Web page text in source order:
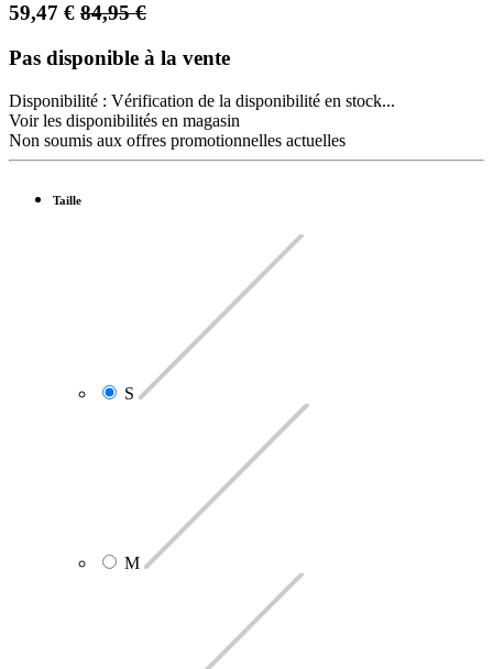
59,47 € 84,95€
Pas disponible à la vente
Disponibilité : Vérification de la disponibilité en stock...
Voir les disponibilités en magasin
Non soumis aux offres promotionnelles actuelles
Taille
S
M